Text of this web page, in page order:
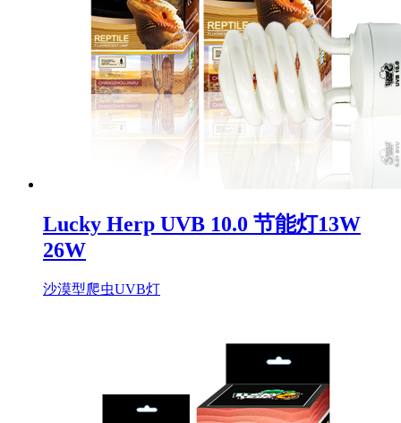
Lucky Herp UVB 10.0 节能灯13W
26W
沙漠型爬虫UVB灯